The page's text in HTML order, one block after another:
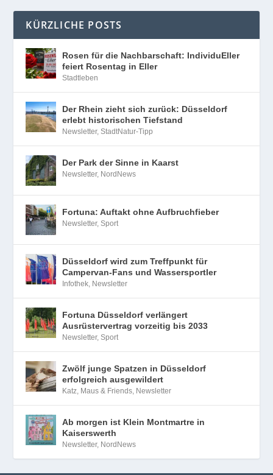
KÜRZLICHE POSTS
Rosen für die Nachbarschaft: IndividuEller
feiert Rosentag in Eller
Stadtleben
Der Rhein zieht sich zurück: Düsseldorf
erlebt historischen Tiefstand
Newsletter,StadtNatur-Tipp
Der Park der Sinne in Kaarst
Newsletter, NordNews
Fortuna: Auftakt ohne Aufbruchfieber
Newsletter,Sport
Düsseldorf wird zum Treffpunkt für
Campervan-Fans und Wassersportler
Infothek, Newsletter
Fortuna Düsseldorf verlängert
Ausrüstervertrag vorzeitig bis 2033
Newsletter,Sport
Zwölf junge Spatzen in Düsseldorf
erfolgreich ausgewildert
Katz, Maus & Friends, Newsletter
Ab morgen ist Klein Montmartre in
Kaiserswerth
Newsletter, NordNews